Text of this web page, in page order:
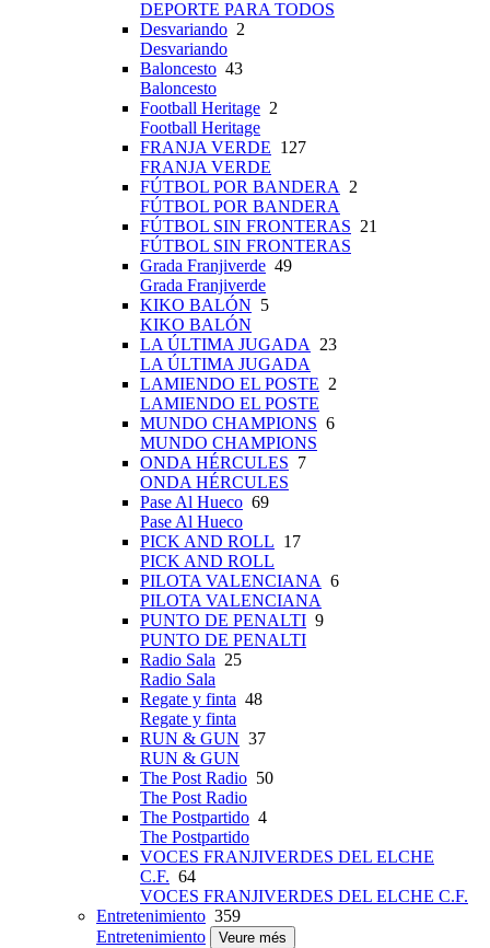
DEPORTE PARA TODOS
Desvariando 2
Desvariando
Baloncesto 43
Baloncesto
Football Heritage 2
Football Heritage
FRANJA VERDE 127
FRANJA VERDE
FÚTBOL POR BANDERA 2
FÚTBOL POR BANDERA
FÚTBOL SIN FRONTERAS 21
FÚTBOL SIN FRONTERAS
Grada Franjiverde 49
Grada Franjiverde
KIKO BALÓN 5
KIKO BALÓN
LA ÚLTIMA JUGADA 23
LA ÚLTIMA JUGADA
LAMIENDO EL POSTE 2
LAMIENDO EL POSTE
MUNDO CHAMPIONS 6
MUNDO CHAMPIONS
ONDA HÉRCULES 7
ONDA HÉRCULES
Pase Al Hueco 69
Pase Al Hueco
PICK AND ROLL 17
PICK AND ROLL
PILOTA VALENCIANA 6
PILOTA VALENCIANA
PUNTO DE PENALTI 9
PUNTO DE PENALTI
Radio Sala 25
Radio Sala
Regate y finta 48
Regate y finta
RUN & GUN 37
RUN & GUN
The Post Radio 50
The Post Radio
The Postpartido 4
The Postpartido
VOCES FRANJIVERDES DEL ELCHE
C.F. 64
VOCES FRANJIVERDES DEL ELCHE C.F.
Entretenimiento 359
Entretenimiento
Veure més